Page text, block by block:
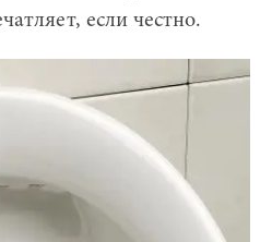
если честно.